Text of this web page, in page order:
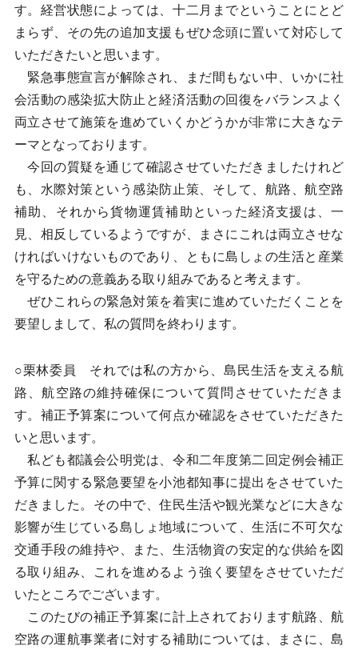
す。経営状態によっては、十二月までということにとど
まらず、その先の追加支援もぜひ念頭に置いて対応して
いただきたいと思います。
緊急事態宣言が解除され、まだ間もない中、いかに社
会活動の感染拡大防止と経済活動の回復をバランスよく
両立させて施策を進めていくかどうかが非常に大きなテ
ーマとなっております。
今回の質疑を通じて確認させていただきましたけれど
も、水際対策という感染防止策、そして、航路、航空路
補助、それから貨物運賃補助といった経済支援は、一
見、相反しているようですが、まさにこれは両立させな
ければいけないものであり、ともに島しょの生活と産業
を守るための意義ある取り組みであると考えます。
ぜひこれらの緊急対策を着実に進めていただくことを
要望しまして、私の質問を終わります。
○栗林委員 それでは私の方から、島民生活を支える航
路、航空路の維持確保について質問させていただきま
す。補正予算案について何点か確認をさせていただきた
いと思います。
私ども都議会公明党は、令和二年度第二回定例会補正
予算に関する緊急要望を小池都知事に提出をさせていた
だきました。その中で、住民生活や観光業などに大きな
影響が生じている島しょ地域について、生活に不可欠な
交通手段の維持や、また、生活物資の安定的な供給を図
る取り組み、これを進めるよう強く要望をさせていただ
いたところでございます。
このたびの補正予算案に計上されております航路、航
空路の運航事業者に対する補助については、まさに、島